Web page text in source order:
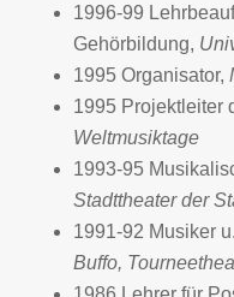
1996-99
Gehörbildung,
1995 Organisator,
1995 Projektleiter
Weltmusiktage
1993-95
Stadttheater der
1991-92 Musiker
Buffo,